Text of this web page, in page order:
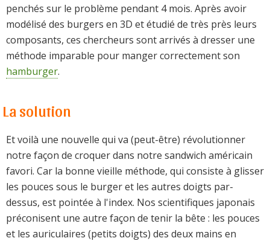
penchés sur le problème pendant 4 mois. Après avoir
modélisé des burgers en 3D et étudié de très près leurs
composants, ces chercheurs sont arrivés à dresser une
méthode imparable pour manger correctement son
hamburger.
La solution
Et voilà une nouvelle qui va (peut-être) révolutionner
notre façon de croquer dans notre sandwich américain
favori. Car la bonne vieille méthode, qui consiste à glisser
les pouces sous le burger et les autres doigts par-
dessus, est pointée à l'index. Nos scientifiques japonais
préconisent une autre façon de tenir la bête : les pouces
et les auriculaires (petits doigts) des deux mains en